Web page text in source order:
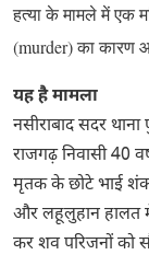
हत्या के मामले में एक
(murder)का कारण
यह है मामला
नसीराबाद सदर
राजगढ़ निवासी 40
मृतक के छोटे भाई
और लहूलुहान हालत में
कर शव परिजनों को